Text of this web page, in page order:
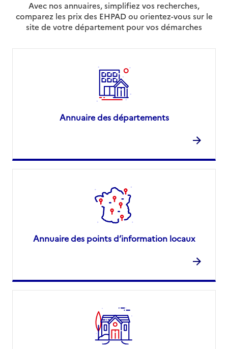
Avec nos annuaires, simplifiez vos recherches,
comparez les prix des EHPAD ou orientez-vous sur le
site de votre département pour vos démarches
Annuaire des départements
Annuaire des points d’information locaux